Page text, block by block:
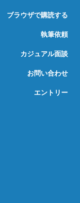
ブラウザで購読する
執筆依頼
カジュアル面談
お問い合わせ
エントリー